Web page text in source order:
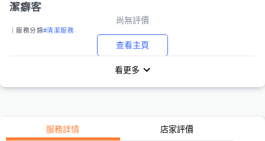
潔癖客
尚無評價
｜服務分類#清潔服務
查看主頁
看更多
服務詳情 店家評價